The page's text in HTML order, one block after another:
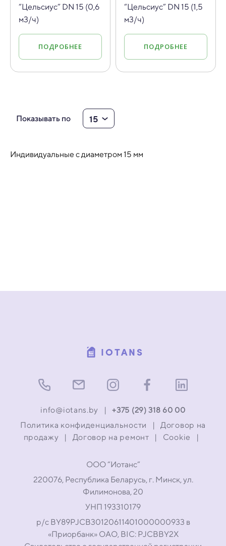
“Цельсиус” DN 15 (0,6
м3/ч)
ПОДРОБНЕЕ
“Цельсиус” DN 15 (1,5
м3/ч)
ПОДРОБНЕЕ
Показывать по 15
Индивидуальные с диаметром 15 мм
ООО “Иотанс”
220076, Республика Беларусь, г. Минск, ул.
Филимонова, 20
УНП 193310179
р/с BY89PJCB30120611401000000933 в
«Приорбанк» ОАО, BIC: PJCBBY2X
IOTANS
info@iotans.by | +375 (29) 318 60 00
Политика конфиденциальности |
Договор на
продажу
| Договор на ремонт | Cookie |